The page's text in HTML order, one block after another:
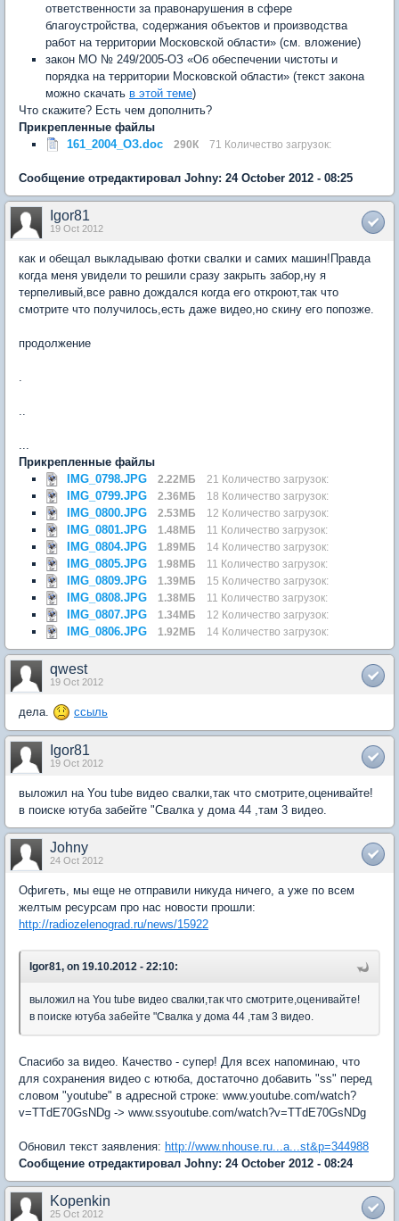
ответственности за правонарушения в сфере
благоустройства, содержания объектов и производства
работ на территории Московской области» (см. вложение)
закон МО № 249/2005-ОЗ «Об обеспечении чистоты и
порядка на территории Московской области» (текст закона
можно скачать в этой теме)
Что скажите? Есть чем дополнить?
Прикрепленные файлы
161_2004_ОЗ.doc
290К 71 Количество загрузок:
Сообщение отредактировал Johny: 24 October 2012 - 08:25
Igor81
19 Oct 2012
как и обещал выкладываю фотки свалки и самих машин!Правда
когда меня увидели то решили сразу закрыть забор,ну я
терпеливый,все равно дождался когда его откроют,так что
смотрите что получилось,есть даже видео,но скину его попозже.
продолжение
Прикрепленные файлы
IMG_0798.JPG
2.22МБ 21 Количество загрузок:
IMG_0799.JPG 2.36МБ 18 Количество загрузок:
IMG_0800.JPG 2.53МБ 12 Количество загрузок:
IMG_0801.JPG 1.48МБ 11 Количество загрузок:
IMG_0804.JPG 1.89МБ 14 Количество загрузок:
IMG_0805.JPG 1.98МБ 11 Количество загрузок:
IMG_0809.JPG 1.39МБ 15 Количество загрузок:
IMG_0808.JPG 1.38МБ 11 Количество загрузок:
IMG_0807.JPG 1.34МБ 12 Количество загрузок:
IMG_0806.JPG 1.92МБ 14 Количество загрузок:
qwest
19 Oct 2012
дела. ссыль
Igor81
19 Oct 2012
выложил на You tube видео свалки,так что смотрите,оценивайте!
в поиске ютуба забейте "Свалка у дома 44 ,там 3 видео.
Johny
24 Oct 2012
Офигеть, мы еще не отправили никуда ничего, а уже по всем
желтым ресурсам про нас новости прошли:
http://radiozelenograd.ru/news/15922
Igor81, on 19.10.2012 - 22:10:
выложил на You tube видео свалки,так что смотрите,оценивайте!
в поиске ютуба забейте "Свалка у дома 44 ,там 3 видео.
Спасибо за видео. Качество - супер! Для всех напоминаю, что
для сохранения видео с ютюба, достаточно добавить "ss" перед
словом "youtube" в адресной строке: www.youtube.com/watch?
v=TTdE70GsNDg -> www.ssyoutube.com/watch?v=TTdE70GsNDg
Обновил текст заявления: http://www.nhouse.ru...a...st&p=344988
Сообщение отредактировал Johny: 24 October 2012 - 08:24
Kopenkin
25 Oct 2012